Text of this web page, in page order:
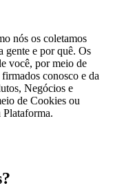
nós os coletamos
gente e por quê. Os
você, por meio de
conosco e da
Negócios e
de Cookies ou
Plataforma.